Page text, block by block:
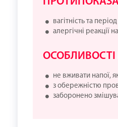
вагітність та період
алергічні реакції
ОСОБЛИВОСТІ
не вживати напої,
з обережністю
заборонено